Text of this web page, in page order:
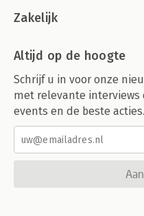
Zakelijk
Altijd op de hoogte
Schrijf u in voor onze
met relevante interviews
events en de beste acties.